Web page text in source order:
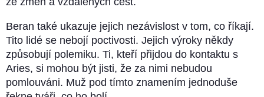
Beran také ukazuje jejich nezávislost v tom, co říkají.
Tito lidé se nebojí poctivosti. Jejich výroky někdy
způsobují polemiku. Ti, kteří přijdou do kontaktu s
Aries, si mohou být jisti, že za nimi nebudou
pomlouváni. Muž pod tímto znamením jednoduše